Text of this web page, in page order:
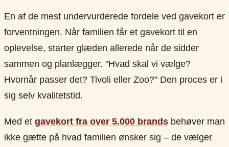
En af de mest undervurderede fordele ved gavekort er
forventningen. Når familien får et gavekort til en
oplevelse, starter glæden allerede når de sidder
sammen og planlægger. "Hvad skal vi vælge?
Hvornår passer det? Tivoli eller Zoo?" Den proces er i
sig selv kvalitetstid.
Med et gavekort fra over 5.000 brands behøver man
ikke gætte på hvad familien ønsker sig – de vælger